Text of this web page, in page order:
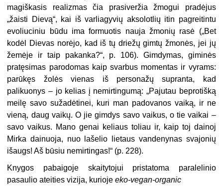
magiškasis realizmas čia prasiveržia žmogui pradėjus
„žaisti Dievą“, kai iš varliagyvių aksolotlių itin pagreitintu
evoliuciniu būdu ima formuotis nauja žmonių rasė („Bet
kodėl Dievas norėjo, kad iš tų driežų gimtų žmonės, jei jų
žemėje ir taip pakanka?“, p. 106). Gimdymas, giminės
pratęsimas parodomas kaip svarbus momentas ir vyrams:
parūkęs žolės vienas iš personažų supranta, kad
palikuonys – jo kelias į nemirtingumą: „Pajutau beprotišką
meilę savo sužadėtinei, kuri man padovanos vaiką, ir ne
vieną, daug vaikų. O jie gimdys savo vaikus, o tie vaikai –
savo vaikus. Mano genai keliaus toliau ir, kaip toj dainoj
Mirka dainuoja, nuo lašelio lietaus vandenynas svajonių
išaugs! Aš būsiu nemirtingas!“ (p. 228).
Knygos pabaigoje skaitytojui pristatoma paralelinio
pasaulio ateities vizija, kuriojeeko-vegan-organic